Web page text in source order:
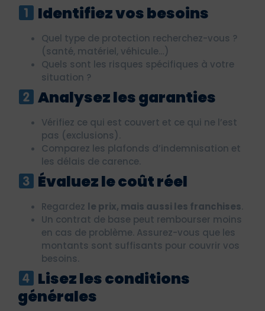
Identifiez vos besoins
Quel type de protection recherchez-vous ?
(santé, matériel, véhicule…)
Quels sont les risques spécifiques à votre
situation ?
Analysez les garanties
Vérifiez ce qui est couvert et ce qui ne l’est
pas (exclusions).
Comparez les plafonds d’indemnisation et
les délais de carence.
Évaluez le coût réel
Regardez le prix, mais aussi les franchises.
Un contrat de base peut rembourser moins
en cas de problème. Assurez-vous que les
montants sont suffisants pour couvrir vos
besoins.
Lisez les conditions
générales